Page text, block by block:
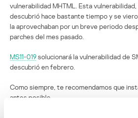
vulnerabilidad MHTML. Esta
descubrió hace bastante tiempo y se
la aprovechaban por un breve periodo
parches del mes pasado.
MS11-019solucionará la vulnerabilidad de
descubrió en febrero.
Como siempre, te recomendamos que
antes posible.